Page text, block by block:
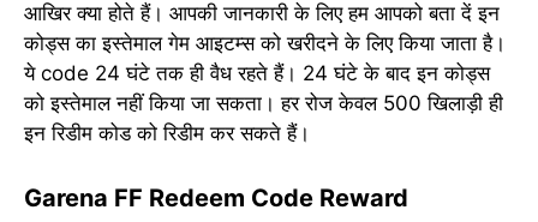
आखिर क्या होते हैं। आपकी जानकारी के लिए हम आपको बता दें इन
कोड्स का इस्तेमाल गेम आइटम्स को खरीदने के लिए किया जाता है।
ये code 24 घंटे तक ही वैध रहते हैं। 24 घंटे के बाद इन कोड्स
को इस्तेमाल नहीं किया जा सकता। हर रोज केवल 500 खिलाड़ी ही
इन रिडीम कोड को रिडीम कर सकते हैं।
Garena FF Redeem Code Reward